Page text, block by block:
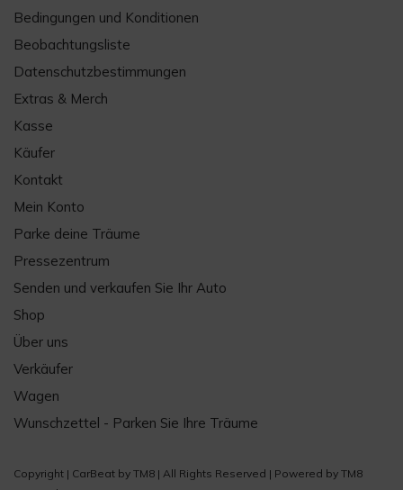
Bedingungen und Konditionen
Beobachtungsliste
Datenschutzbestimmungen
Extras & Merch
Kasse
Käufer
Kontakt
Mein Konto
Parke deine Träume
Pressezentrum
Senden und verkaufen Sie Ihr Auto
Shop
Über uns
Verkäufer
Wagen
Wunschzettel - Parken Sie Ihre Träume
Copyright | CarBeat by TM8 | All Rights Reserved | Powered by TM8